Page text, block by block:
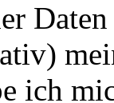
ich